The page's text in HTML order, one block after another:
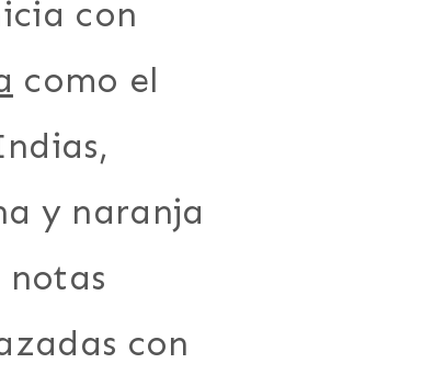
con
como el
y naranja
notas
con